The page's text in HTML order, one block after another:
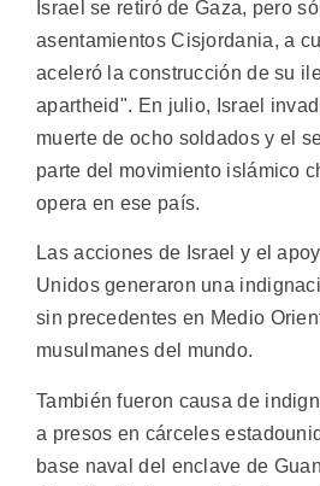
Israel se retiró de Gaza, pero
asentamientos Cisjordania, a
aceleró la construcción de su
apartheid". En julio, Israel
muerte de ocho soldados y el
parte del movimiento islámico
opera en ese país.
Las acciones de Israel y el
Unidos generaron una
sin precedentes en Medio
musulmanes del mundo.
También fueron causa de
a presos en cárceles
base naval del enclave de